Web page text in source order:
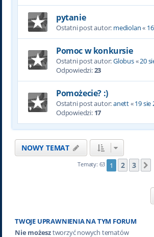
pytanie
Ostatni post autor: mediolan«
Pomoc w konkursie
Ostatni post autor:Globus«20
Odpowiedzi:23
Pomożecie? :)
Ostatni post autor:anett«19 sie
Odpowiedzi: 17
NOWY TEMAT
Tematy: 63 1 2 3
TWOJE UPRAWNIENIA NA TYM FORUM
Nie możesztworzyć nowych tematów